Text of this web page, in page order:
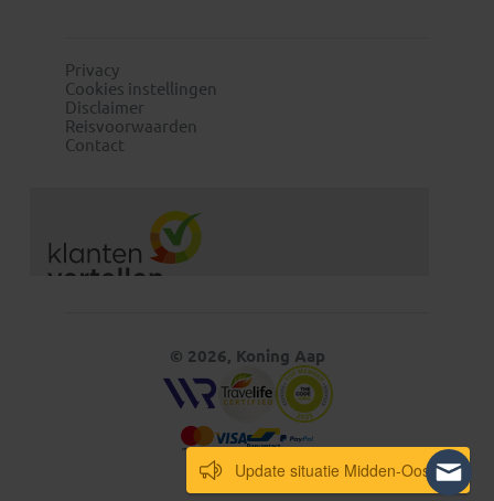
Privacy
Cookies instellingen
Disclaimer
Reisvoorwaarden
Contact
© 2026, Koning Aap
Update situatie Midden-Oosten